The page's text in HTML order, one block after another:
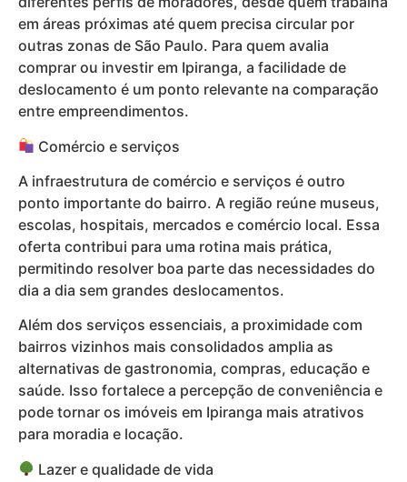
em áreas próximas até quem precisa circular por
outras zonas de São Paulo. Para quem avalia
comprar ou investir em Ipiranga, a facilidade de
deslocamento é um ponto relevante na comparação
entre empreendimentos.
Comércio e serviços
A infraestrutura de comércio e serviços é outro
ponto importante do bairro. A região reúne museus,
escolas, hospitais, mercados e comércio local. Essa
oferta contribui para uma rotina mais prática,
permitindo resolver boa parte das necessidades do
dia a dia sem grandes deslocamentos.
Além dos serviços essenciais, a proximidade com
bairros vizinhos mais consolidados amplia as
alternativas de gastronomia, compras, educação e
saúde. Isso fortalece a percepção de conveniência e
pode tornar os imóveis em Ipiranga mais atrativos
para moradia e locação.
Lazer e qualidade de vida